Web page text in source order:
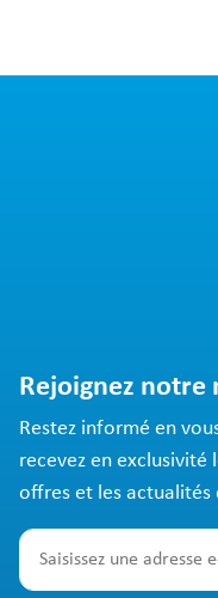
Rejoignez notre
Restez informé en
recevez en exclusivité
offres et les actualités